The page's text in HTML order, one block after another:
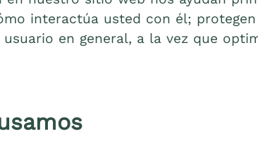
interactúa usted con él;
en general, a la vez que